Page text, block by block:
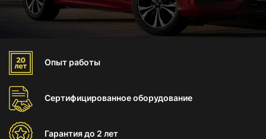
Опыт работы
Сертифицированноеоборудование
Гарантиядо 2 лет